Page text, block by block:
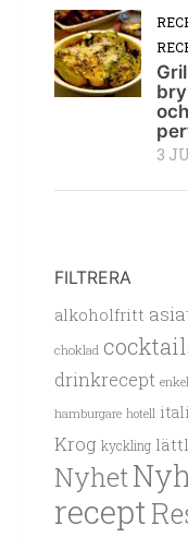
3
FILTRERA
alkoholfritt
choklad
drinkrecept
hamburgare hotell
Krog kyckling
Nyhet
recept